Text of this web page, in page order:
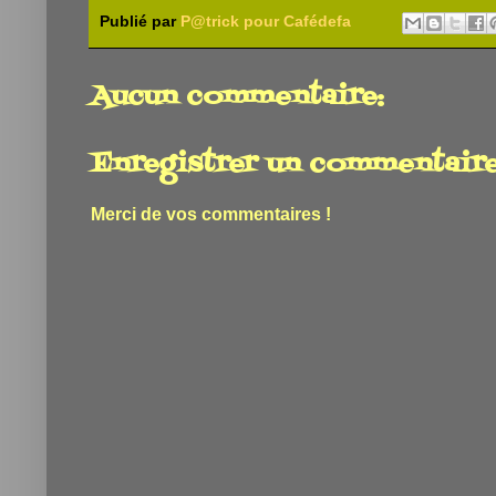
Publié par P@trick pour Cafédefa
Aucun commentaire:
Enregistrer un
Merci de vos commentaires !